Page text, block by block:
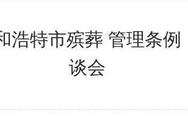
浩特市殡葬 管理条
谈会